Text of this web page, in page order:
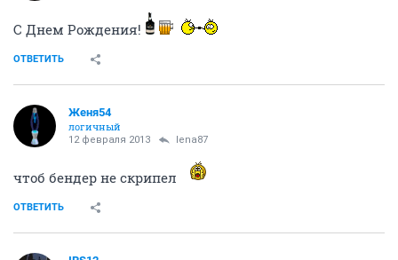
С Днем Рождения!
ОТВЕТИТЬ
Женя54
логичный
12 февраля 2013 lena87
чтоб бендер не скрипел
ОТВЕТИТЬ